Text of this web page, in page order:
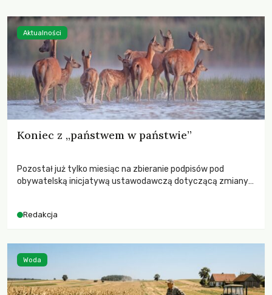
Koniec z „państwem w państwie”
Pozostał już tylko miesiąc na zbieranie podpisów pod
obywatelską inicjatywą ustawodawczą dotyczącą zmiany
niezwykle korzystne rozwiązania dla przyrody i zwierząt,
funkcjonowania łowiectwa w Polsce.
Redakcja
Aktualności
Woda